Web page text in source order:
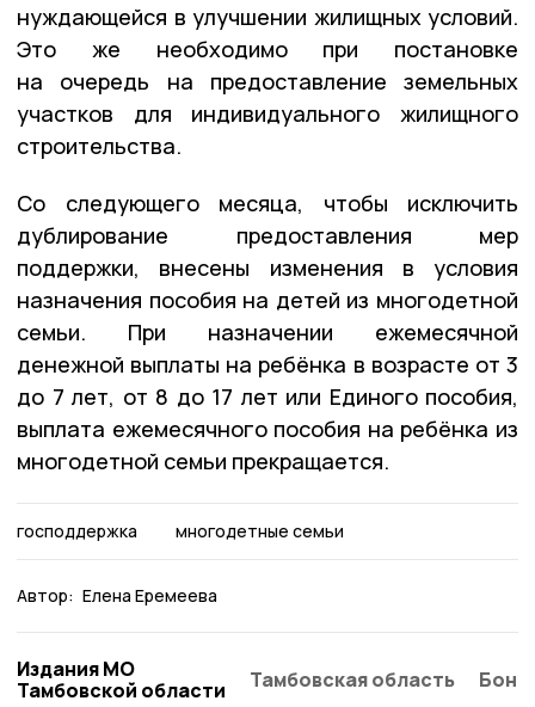
нуждающейся в улучшении жилищных условий.
Это же необходимо при постановке
на очередь на предоставление земельных
участков для индивидуального жилищного
строительства.
Со следующего месяца, чтобы исключить
дублирование предоставления мер
поддержки, внесены изменения в условия
назначения пособия на детей из многодетной
семьи. При назначении ежемесячной
денежной выплаты на ребёнка в возрасте от 3
до 7 лет, от 8 до 17 лет или Единого пособия,
выплата ежемесячного пособия на ребёнка из
многодетной семьи прекращается.
господдержка многодетные семьи
Автор: Елена Еремеева
Издания МО
Тамбовской области
Тамбовская область